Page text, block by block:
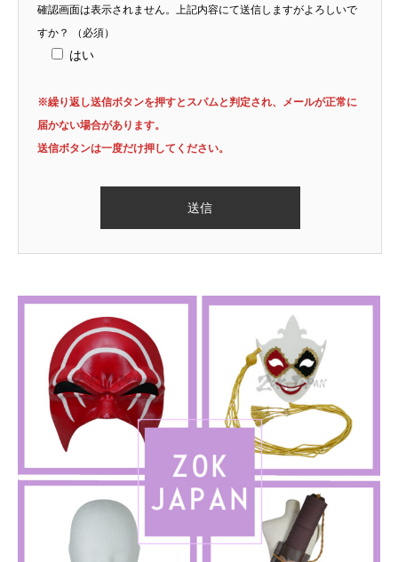
確認画面は表示されません。上記内容にて送信しますがよろしいで
すか？
（必須）
はい
※繰り返し送信ボタンを押すとスパムと判定され、メールが正常に
届かない場合があります。
送信ボタンは一度だけ押してください。